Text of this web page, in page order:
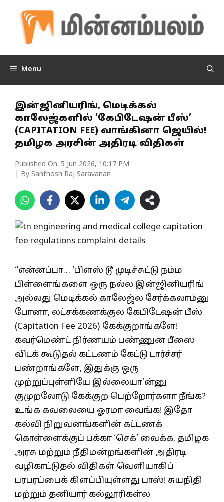
content
Menu
இன்ஜினியரிங், மெடிக்கல்
காலேஜ்களில் ‘கேபிடேஷன் பீஸ்’
(CAPITATION FEE) வாங்கினா ஜெயில்!
தமிழக அரசின் அதிரடி விதிகள்
Published On: 5 Jun 2026, 10:17 PM
| By Santhosh Raj Saravanan
“என்னப்பா… ‘பிளஸ் டூ முடிச்சுட்டு நம்ம
பிள்ளைங்களை ஒரு நல்ல இன்ஜினியரிங்
அல்லது மெடிக்கல் காலேஜ்ல சேர்க்கலாம்னு
போனா, லட்சக்கணக்குல கேபிடேஷன் பீஸ்
(Capitation Fee 2026) கேக்குறாங்களே!
கவர்மெண்ட் நிர்ணயம் பண்ணுன பீஸை
விடக் கூடுதல் கட்டணம் கேட்டு டார்ச்சர்
பண்றாங்களே, இதுக்கு ஒரு
முற்றுப்புள்ளியே இல்லையா’ன்னு
குமுறலோடு கேக்குற பெற்றோர்களா நீங்க?
உங்க கவலையை ஓரமா வைங்க! இதோ
கல்வி நிறுவனங்களின் கட்டணக்
கொள்ளைக்குப் பக்கா ‘செக்’ வைக்க, தமிழக
அரசு மற்றும் நீதிமன்றங்களின் அதிரடி
வழிகாட்டுதல் விதிகள் வெளியாகிப்
பரபரப்பைக் கிளப்பியுள்ளது பாஸ்! சுயநிதி
மற்றும் தனியார் கல்லூரிகள்ல